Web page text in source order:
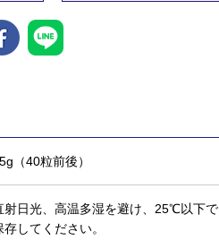
（40粒前後）
射日光、高温多湿を避け、25℃以下で
存してください。